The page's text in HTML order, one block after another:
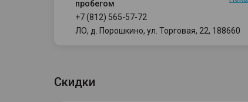
пробегом
+7 (812) 565-57-72
ЛО, д. Порошкино, ул. Торговая, 22, 188660
Скидки